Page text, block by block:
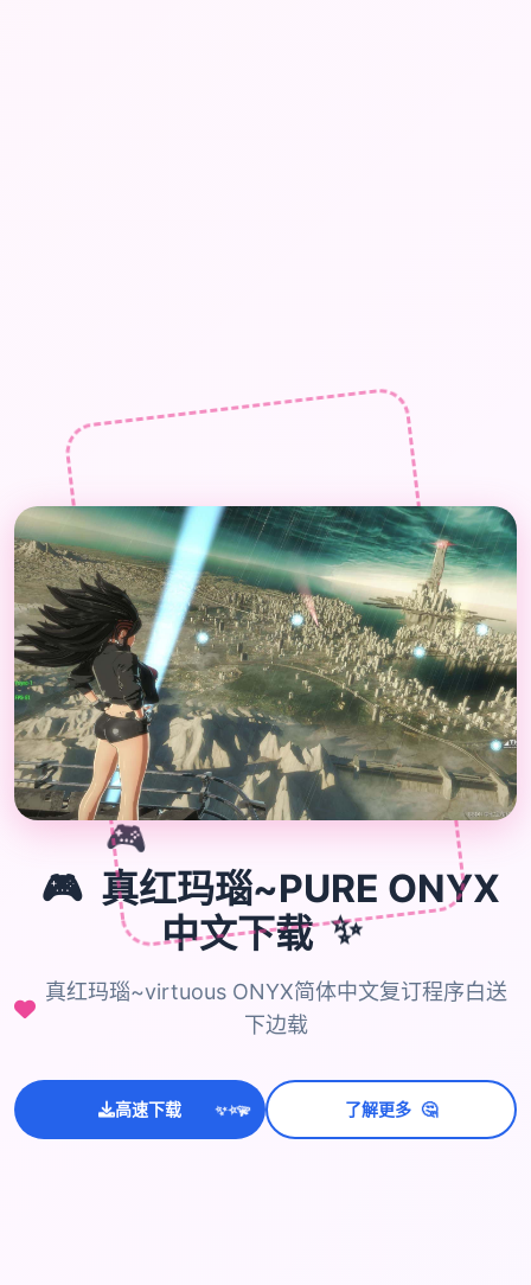
🎮
🎮 真红玛瑙~PURE ONYX
中文下载 ✨
真红玛瑙~virtuous ONYX简体中文复订程序白送
下边载
高速下载 ✨⭐💫 了解更多 🤔